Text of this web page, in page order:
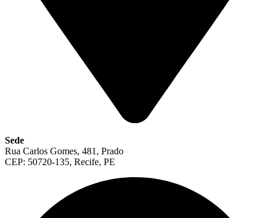
Sede
Rua Carlos Gomes, 481, Prado
CEP: 50720-135, Recife, PE